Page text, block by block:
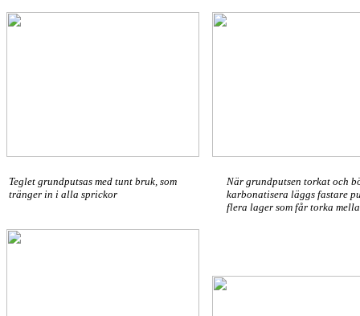
Teglet grundputsas med tunt bruk, som
tränger in i alla sprickor
När grundputsen torkat och
karbonatisera läggs fastare
flera lager som får torka